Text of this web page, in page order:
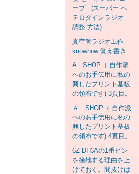
ープ : (スーパー ヘ
テロダインラジオ
調整 方法)
真空管ラジオ工作
knowhow 覚え書き
A SHOP（ 自作派
へのお手伝用に私の
興したプリント基板
の領布です) 3頁目。
Ａ SHOP（ 自作派
へのお手伝用に私の
興したプリント基板
の領布です) 4頁目。
6Z-DH3Aの1番ピン
を接地する理由を上
げておく。間抜けは